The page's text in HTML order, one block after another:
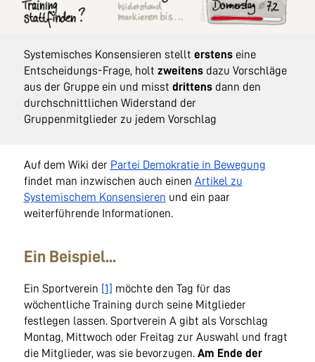
Systemisches Konsensieren stellt erstenseine
Entscheidungs-Frage, holt zweitensdazu Vorschläge
aus der Gruppe ein und misst drittensdann den
durchschnittlichen Widerstand der
Gruppenmitglieder zu jedem Vorschlag
Auf dem Wiki der Partei Demokratie in Bewegung
findet man inzwischen auch einen Artikel zu
Systemischem Konsensieren und ein paar
weiterführende Informationen.
Ein Beispiel...
Ein Sportverein [1] möchte den Tag für das
wöchentliche Training durch seine Mitglieder
festlegen lassen. Sportverein A gibt als Vorschlag
Montag, Mittwoch oder Freitag zur Auswahl und fragt
die Mitglieder, was sie bevorzugen. Am Ende der